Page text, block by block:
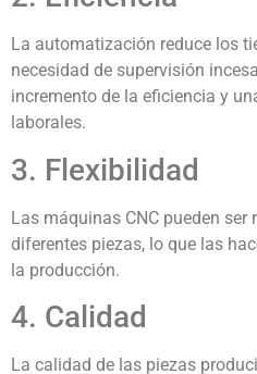
La automatización reduce los
necesidad de supervisión
incremento de la eficiencia y
laborales.
3. Flexibilidad
Las máquinas CNC pueden
diferentes piezas, lo que las
la producción.
4. Calidad
La calidad de las piezas